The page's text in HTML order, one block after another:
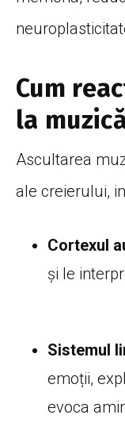
Cum
la
Ascultarea
ale creierului,
Cortexul
și le
Sistemul
emoții,
evoca